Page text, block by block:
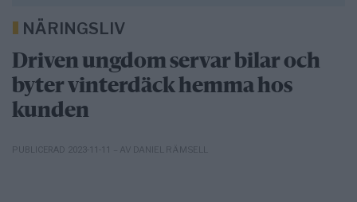
NÄRINGSLIV
Driven ungdom servar bilar och
byter vinterdäck hemma hos
kunden
PUBLICERAD 2023-11-11 – AV DANIEL RÄMSELL